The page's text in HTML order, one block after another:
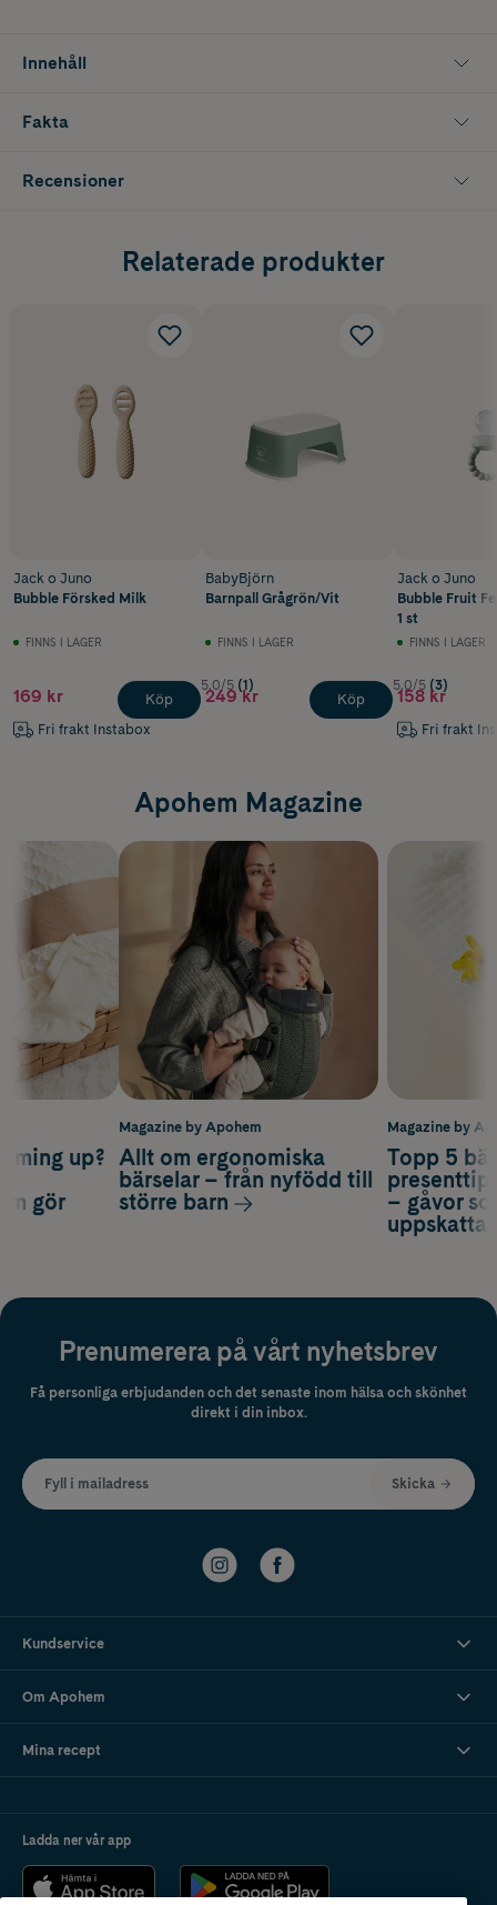
Innehåll
Fakta
Recensioner
Relaterade produkter
Jack o Juno
Bubble Försked Milk
FINNS I LAGER
169 kr
Fri frakt Instabox
Köp
BabyBjörn
Barnpall Grågrön/Vit
FINNS I LAGER
5.0/5 (1)
249 kr Köp
Jack o Juno
Bubble Fruit
1 st
FINNS I LAGER
5.0/5 (3)
158 kr
Fri frakt
Apohem Magazine
Magazine by
Topp 5
– gåvor
up?
gör
Magazine by Apohem
Allt om ergonomiska
bärselar – från nyfödd till
större barn
Prenumerera på vårt nyhetsbrev
Få personliga erbjudanden och det senaste inom hälsa och skönhet
direkt i din inbox.
Fyll i mailadress Skicka
Kundservice
Om Apohem
Mina recept
Ladda ner vår app